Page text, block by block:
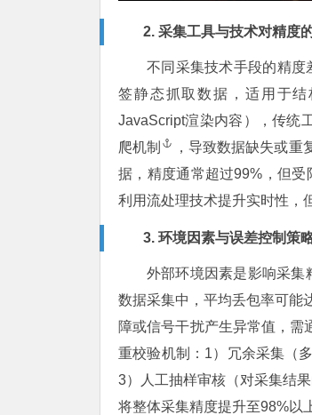
2. 采集工具与技术对精度
不同采集技术手段的精度
签静态抓取数据，适用于
JavaScript渲染内容），传统
爬机制
，导致数据缺失或
据，精度通常超过99%，但受
利用流处理技术提升实时性，
3. 环境因素与误差控制策
外部环境因素是影响采集
数据采集中，平均丢包率可能
障或信号干扰产生异常值，需
重校验机制：1）冗余采集（
3）人工抽样审核（对采集结
将整体采集精度提升至98%以